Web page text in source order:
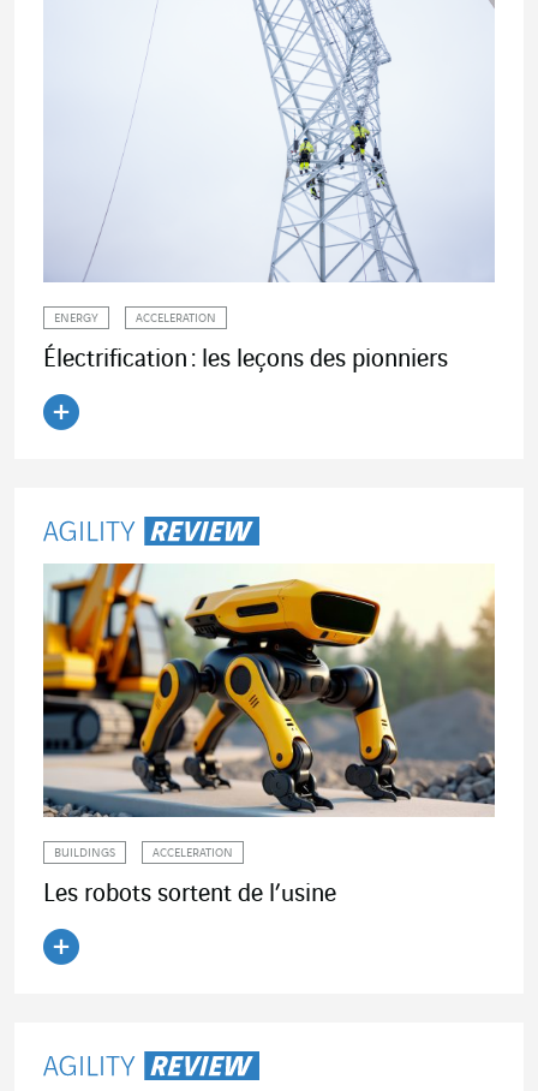
ENERGY ACCELERATION
Électrification : les leçons des pionniers
BUILDINGS ACCELERATION
Les robots sortent de l’usine